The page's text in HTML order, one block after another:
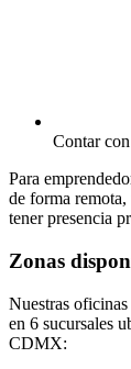
Contar con
Para
de forma
tener presencia
Zonas
Nuestras
en 6 sucursales
CDMX: